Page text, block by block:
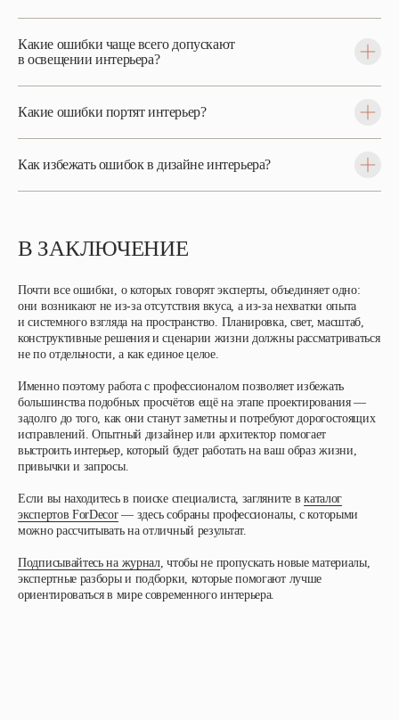
Какие ошибки чаще всего допускают
в освещении интерьера?
Какие ошибки портят интерьер?
Как избежать ошибок в дизайне интерьера?
В ЗАКЛЮЧЕНИЕ
Почти все ошибки, о которых говорят эксперты, объединяет одно:
они возникают не из-за отсутствия вкуса, а из-за нехватки опыта
и системного взгляда на пространство. Планировка, свет, масштаб,
конструктивные решения и сценарии жизни должны рассматриваться
не по отдельности, а как единое целое.
Именно поэтому работа с профессионалом позволяет избежать
большинства подобных просчётов ещё на этапе проектирования —
задолго до того, как они станут заметны и потребуют дорогостоящих
исправлений. Опытный дизайнер или архитектор помогает
выстроить интерьер, который будет работать на ваш образ жизни,
привычки и запросы.
Если вы находитесь в поиске специалиста, загляните вкаталог
экспертов ForDecor— здесь собраны профессионалы, с которыми
можно рассчитывать на отличный результат.
Подписывайтесь на журнал, чтобы не пропускать новые материалы,
экспертные разборы и подборки, которые помогают лучше
ориентироваться в мире современного интерьера.